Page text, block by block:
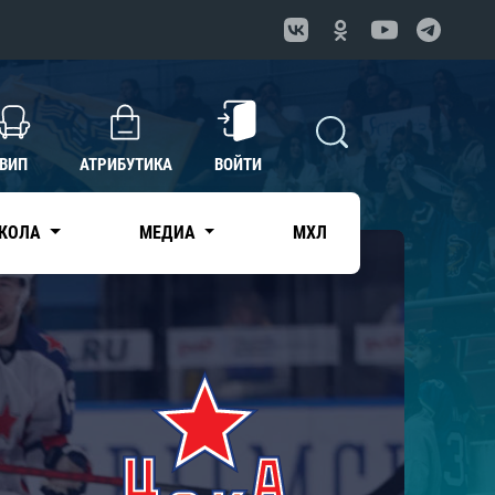
ВИП АТРИБУТИКА ВОЙТИ
МЕДИА МХЛ